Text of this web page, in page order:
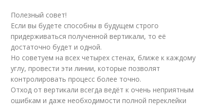
Полезный совет!
Если вы будете способны в будущем строго
придерживаться полученной вертикали, то её
достаточно будет и одной.
Но советуем на всех четырех стенах, ближе к каждому
углу, провести эти линии, которые позволят
контролировать процесс более точно.
Отход от вертикали всегда ведёт к очень неприятным
ошибкам и даже необходимости полной переклейки